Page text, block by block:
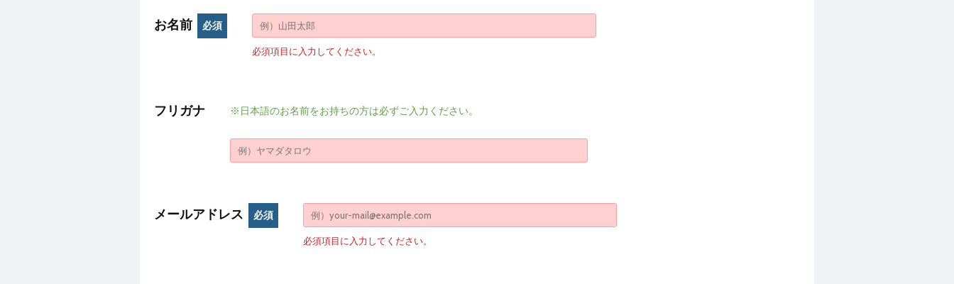
お名前 必須
必須項目に入力してください。
フリガナ ※日本語のお名前をお持ちの方は必ずご入力ください。
メールアドレス 必須
必須項目に入力してください。